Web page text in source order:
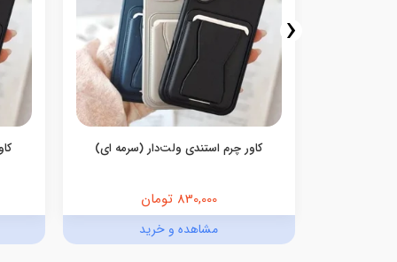
کاور چرم استندی ولت‌دار (سرمه ای)
830,000 تومان
مشاهده و خرید
‹